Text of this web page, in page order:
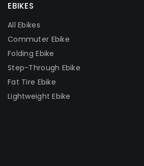
EBIKES
All Ebikes
Commuter Ebike
Folding Ebike
Step-Through Ebike
Fat Tire Ebike
Lightweight Ebike